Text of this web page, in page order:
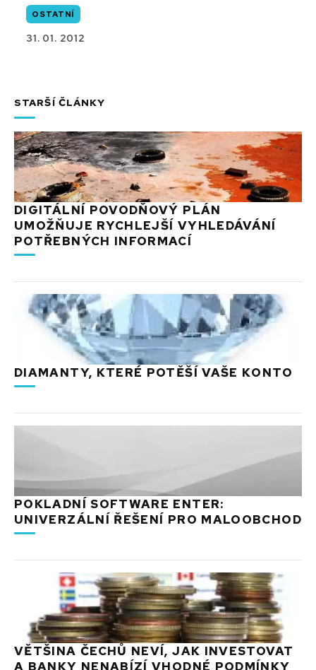
OSTATNÍ
31. 01. 2012
STARŠÍ ČLÁNKY
DIGITÁLNÍ POVODŇOVÝ PLÁN
UMOŽŇUJE RYCHLEJŠÍ VYHLEDÁVÁNÍ
POTŘEBNÝCH INFORMACÍ
DIAMANTY, KTERÉ POTĚŠÍ VAŠE KONTO
POKLADNÍ SOFTWARE ENTER:
UNIVERZÁLNÍ ŘEŠENÍ PRO MALOOBCHOD
VĚTŠINA ČECHŮ NEVÍ, JAK INVESTOVAT
A BANKY NENABÍZÍ VHODNÉ PODMÍNKY